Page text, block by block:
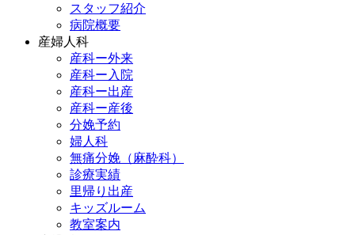
スタッフ紹介
病院概要
産婦人科
産科ー外来
産科ー入院
産科ー出産
産科ー産後
分娩予約
婦人科
無痛分娩（麻酔科）
診療実績
里帰り出産
キッズルーム
教室案内